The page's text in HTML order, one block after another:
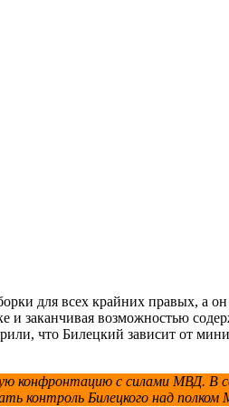
для всех крайних правых,
заканчивая возможностью
что Билецкий зависит от
конфронтацию с силами МВД. В
контроль Билецкого над полком